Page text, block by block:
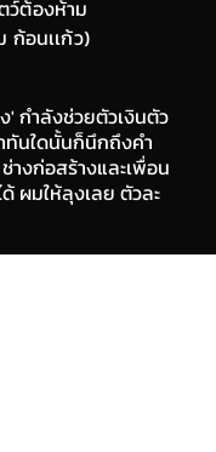
ว์ต้องห้าม
ก้อนเเก้ว)
' กำลังช่วยตัวเงินตัว
นใดนั้นก็นึกถึงคำ
างก่อสร้างและเพื่อน
ผมให้ลุงเลย ตัวละ